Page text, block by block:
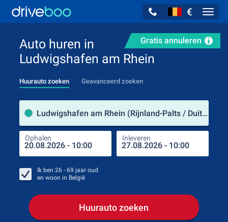
€
Gratis annuleren
Auto huren in
Ludwigshafen am Rhein
Huurauto zoeken Geavanceerd zoeken
Ludwigshafen am Rhein (Rijnland-Palts / Duitsland)
Ophalen Inleveren
Ik ben 26 - 69 jaar oud
en woon in België
Huurauto zoeken